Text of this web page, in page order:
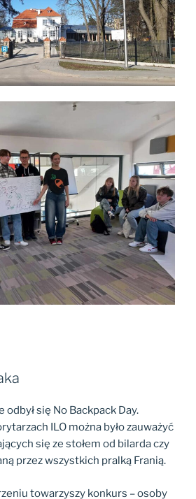
odbył się No Backpack Day.
ILO można było zauważyć
się ze stołem od bilarda czy
przez wszystkich pralką Franią.
towarzyszy konkurs – osoby